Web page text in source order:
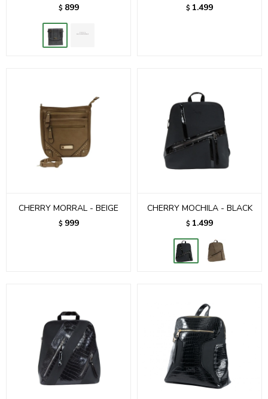
$ 899 $ 1.499
CHERRY MORRAL - BEIGE
$ 999
CHERRY MOCHILA - BLACK
$ 1.499